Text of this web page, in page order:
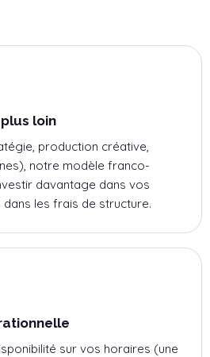
loin
production créative,
notre modèle franco-
davantage dans vos
les frais de structure.
sur vos horaires (une